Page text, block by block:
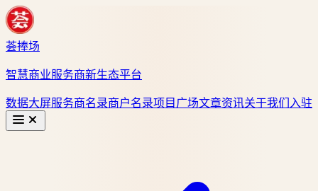
荟捧场
智慧商业服务商新生态平台
数据大屏服务商名录商户名录项目广场文章资讯关于我们 入驻